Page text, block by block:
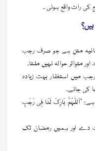
رات واقع ہوئی ۔
متن ہے جو صرف رجب
متواتر حوالہ نہيں ملتا۔
میں استغفار بہت زیادہ
کی جائے۔
“اَللّٰہُمَّ بَارِکْ لَنَا فِی رَجَبٍ
دے اور ہمیں رمضان تک